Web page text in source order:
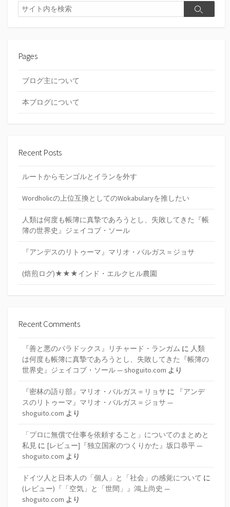
検
索
検
Pages
ブログ主について
本ブログについて
Recent Posts
ルートからモンゴルとイランを外す
Wordholicの上位互換としてのWokabularyを推したい
人類は何度も帳簿に真摯であろうとし、失敗してきた『帳
簿の世界史』ジェイコブ・ソール
『アンデスのリトゥーマ』マリオ・バルガス＝ジョサ
(焙煎ログ)★★★インド・エルクヒル農園
Recent Comments
『善と悪のパラドックス』リチャード・ランガム に 人類
は何度も帳簿に真摯であろうとし、失敗してきた『帳簿の
世界史』ジェイコブ・ソール — shoguito.com より
『密林の語り部』マリオ・バルガス＝リョサ に
『アンデ
スのリトゥーマ』マリオ・バルガス＝ジョサ —
shoguito.com より
「プロに無償で仕事を依頼すること」についてのまとめと
私見 に [レビュー]『独立国家のつくりかた』坂口恭平 —
shoguito.com より
ドイツ人と日本人の「個人」と「社会」の感覚について に
(レビュー)『「空気」と「世間」』鴻上尚史 —
shoguito.com より